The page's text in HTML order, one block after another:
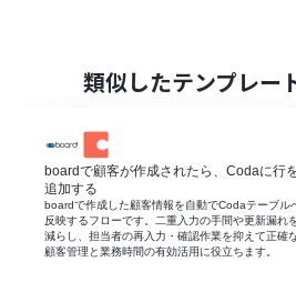
■フローボットの流れ
次に、トリガーでTallyを選択
アクションを設定して、対象の
最後に、オペレーションで
ションを設定し、トリガーで取
付けます。
※「トリガー」：フロー起動のきっ
類似したテンプレー
boardで顧客が作成されたら、Codaに行
追加する
boardで作成した顧客情報を自動でCodaテーブル
反映するフローです。二重入力の手間や更新漏れ
減らし、担当者の再入力・確認作業を抑えて正確
顧客管理と業務時間の有効活用に役立ちます。